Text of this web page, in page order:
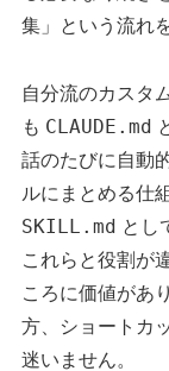
集」という流れ
自分流のカスタ
も CLAUDE.md
話のたびに自動
ルにまとめる仕
SKILL.md とし
これらと役割が
ころに価値があ
方、ショートカ
迷いません。